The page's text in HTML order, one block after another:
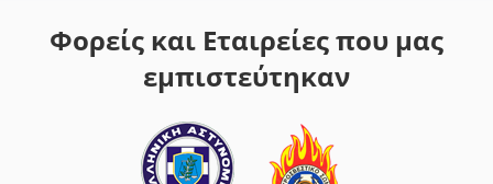
Φορείς και Εταιρείες που μας
εμπιστεύτηκαν